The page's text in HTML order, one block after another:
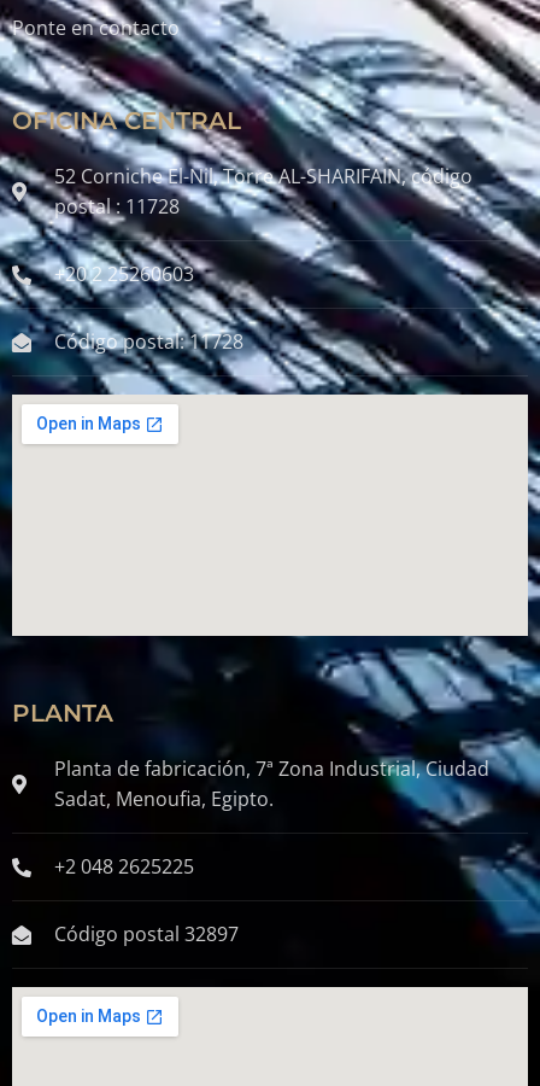
Ponte en contacto
OFICINA CENTRAL
52 Corniche El-Nil, Torre AL-SHARIFAIN, código
postal : 11728
+20 2 25260603
Código postal: 11728
PLANTA
Planta de fabricación, 7ª Zona Industrial, Ciudad
Sadat, Menoufia, Egipto.
+2 048 2625225
Código postal 32897